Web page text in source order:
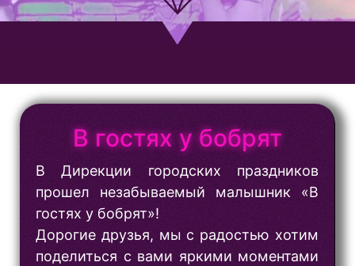
В гостях у бобрят
В Дирекции городских праздников
прошел незабываемый малышник «В
гостях у бобрят»!
Дорогие друзья, мы с радостью хотим
поделиться с вами яркими моментами